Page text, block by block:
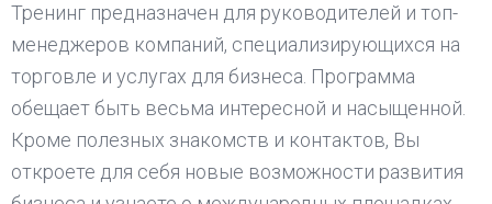
Тренинг предназначен для руководителей и топ-
менеджеров компаний, специализирующихся на
торговле и услугах для бизнеса. Программа
обещает быть весьма интересной и насыщенной.
Кроме полезных знакомств и контактов, Вы
откроете для себя новые возможности развития